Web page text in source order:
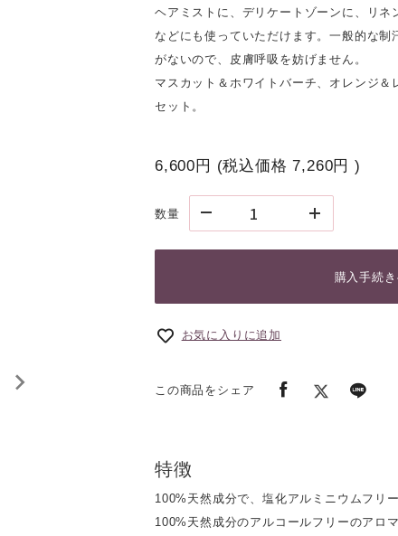
ヘアミストに、デリケートゾーンに、リネ
などにも使っていただけます。一般的な
がないので、皮膚呼吸を妨げません。
マスカット＆ホワイトバーチ、オレンジ＆
セット。
6,600円 (税込価格7,260円 )
数量
購入手続
お気に入りに追加
この商品をシェア
特徴
100%天然成分で、塩化アルミニウムフリー
100%天然成分のアルコールフリーのアロ